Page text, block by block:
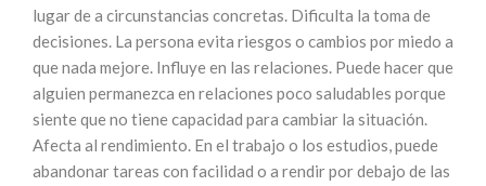
lugar de a circunstancias concretas. Dificulta la toma de
decisiones. La persona evita riesgos o cambios por miedo a
que nada mejore. Influye en las relaciones. Puede hacer que
alguien permanezca en relaciones poco saludables porque
siente que no tiene capacidad para cambiar la situación.
Afecta al rendimiento. En el trabajo o los estudios, puede
abandonar tareas con facilidad o a rendir por debajo de las